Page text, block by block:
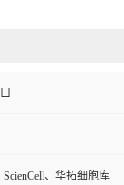
ScienCell、华拓细胞库